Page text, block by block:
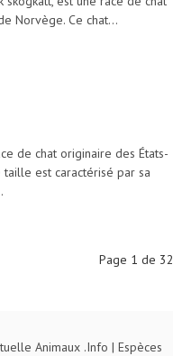
Norvège. Ce chat...
de chat originaire des États-
taille est caractérisé par sa
Page 1 de 32
Animaux .Info |Espèces